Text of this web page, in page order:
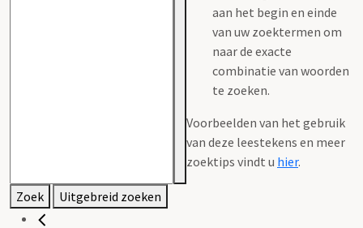
aan het begin en einde
van uw zoektermen om
naar de exacte
combinatie van woorden
te zoeken.
Voorbeelden van het gebruik
van deze leestekens en meer
zoektips vindt u hier.
Zoek Uitgebreid zoeken